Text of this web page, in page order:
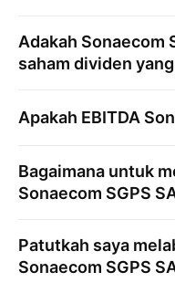
Adakah Sonaecom
saham dividen
Apakah EBITDA
Bagaimana untuk
Sonaecom SGPS
Patutkah saya
Sonaecom SGPS